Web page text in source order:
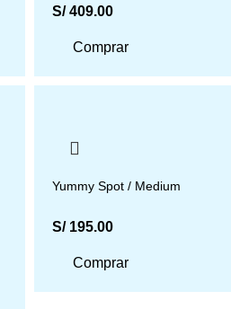
S/409.00
Comprar
Yummy Spot / Medium
S/195.00
Comprar